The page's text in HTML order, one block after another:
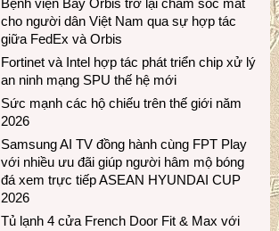
Bệnh viện Bay Orbis trở lại chăm sóc mắt
cho người dân Việt Nam qua sự hợp tác
giữa FedEx và Orbis
Fortinet và Intel hợp tác phát triển chip xử lý
an ninh mạng SPU thế hệ mới
Sức mạnh các hộ chiếu trên thế giới năm
2026
Samsung AI TV đồng hành cùng FPT Play
với nhiều ưu đãi giúp người hâm mộ bóng
đá xem trực tiếp ASEAN HYUNDAI CUP
2026
Tủ lạnh 4 cửa French Door Fit & Max với